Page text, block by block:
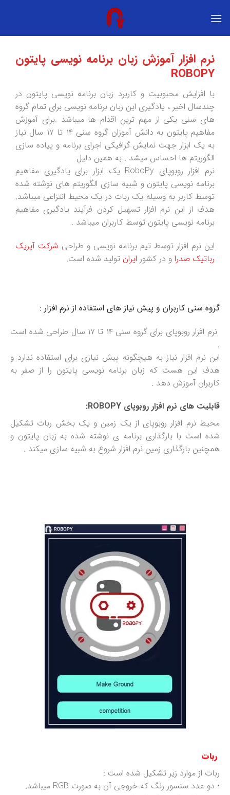
نرم افزار آموزش زبان برنامه نویسی پایتون
ROBOPY
با افزایش محبوبیت و کاربرد زبان برنامه نویسی پایتون در
چندسال اخیر ، یادگیری این زبان برنامه نویسی برای تمام گروه
های سنی یکی از مهم ترین اقدام ها میباشد .برای آموزش
مفاهیم پایتون به دانش آموزان گروه سنی ۱۴ تا ۱۷ سال نیاز
به یک ابزار جهت نمایش گرافیکی اجرای برنامه و پیاده سازی
الگوریتم ها احساس میشد . به همین دلیل
نرم افزار روبوپای RoboPy یک ابزار برای یادگیری مفاهیم
برنامه نویسی پایتون و شبیه سازی الگوریتم های نوشته شده
توسط کاربر به وسیله یک ربات در یک محیط انتزاعی میباشد.
هدف از این نرم افزار تسهیل کردن فرآیند یادگیری مفاهیم
برنامه نویسی پایتون توسط کاربران میباشد .
این نرم افزار توسط تیم برنامه نویسی و طراحی شرکت آیریک
رباتیک صدرا و در کشور ایران تولید شده است.
گروه سنی کاربران و پیش نیاز های استفاده از نرم افزار :
نرم افزار روبوپای برای گروه سنی ۱۴ تا ۱۷ سال طراحی شده است
.
این نرم افزار نیاز به هیچگونه پیش نیازی برای استفاده ندارد و
هدف این هست که زبان برنامه نویسی پایتون را از صفر به
کاربران آموزش دهد .
قابلیت های نرم افزار روبوپای ROBOPY:
محیط نرم افزار روبوپای از یک زمین و یک بخش ربات تشکیل
شده است با بارگذاری برنامه ی نوشته شده به زبان پایتون و
همچنین بارگذاری زمین نرم افزار شروع به شبیه سازی میکند .
ربات
ربات از موارد زیر تشکیل شده است :
• دو عدد سنسور رنگ که خروجی آن به صورت RGB میباشد.